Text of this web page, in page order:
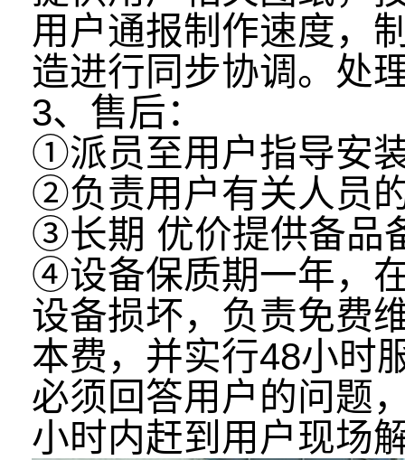
用户通报制作速度，
造进行同步协调。处
3、售后：
①派员至用户指导安
②负责用户有关人员
③长期 优价提供备品
④设备保质期一年，
设备损坏，负责免费
本费，并实行48小时
必须回答用户的问题
小时内赶到用户现场